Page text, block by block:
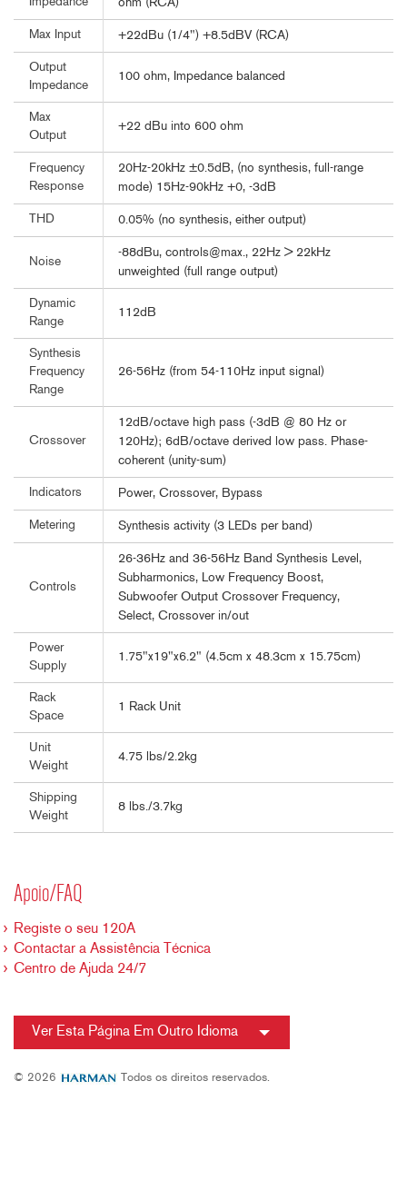
ohm (RCA)
Max Input +22dBu (1/4") +8.5dBV (RCA)
Output
Impedance
100 ohm, Impedance balanced
Max
Output
+22 dBu into 600 ohm
Frequency
Response
20Hz-20kHz ±0.5dB, (no synthesis, full-range
mode) 15Hz-90kHz +0, -3dB
THD 0.05% (no synthesis, either output)
Noise
-88dBu, controls@max., 22Hz > 22kHz
unweighted (full range output)
Dynamic
Range
112dB
Synthesis
Frequency
Range
26-56Hz (from 54-110Hz input signal)
Crossover
12dB/octave high pass (-3dB @ 80 Hz or
120Hz); 6dB/octave derived low pass. Phase-
coherent (unity-sum)
Indicators Power, Crossover, Bypass
Metering Synthesis activity (3 LEDs per band)
Controls
26-36Hz and 36-56Hz Band Synthesis Level,
Subharmonics, Low Frequency Boost,
Subwoofer Output Crossover Frequency,
Select, Crossover in/out
Power
Supply
1.75"x19"x6.2" (4.5cm x 48.3cm x 15.75cm)
Rack
Space
1 Rack Unit
Unit
Weight
4.75 lbs/2.2kg
Shipping
Weight
8 lbs./3.7kg
Apoio/FAQ
Registe o seu 120A
Contactar a Assistência Técnica
Centro de Ajuda 24/7
Ver Esta Página Em Outro Idioma
© 2026 Todos os direitos reservados.